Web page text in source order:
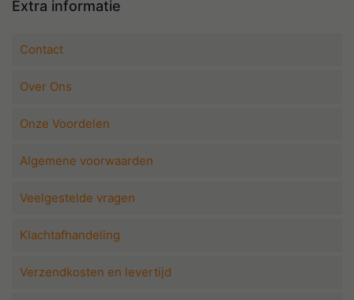
Extra informatie
Contact
Over Ons
Onze Voordelen
Algemene voorwaarden
Veelgestelde vragen
Klachtafhandeling
Verzendkosten en levertijd